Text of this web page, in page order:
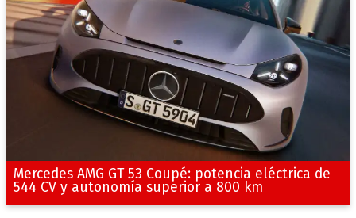
Mercedes AMG GT 53 Coupé: potencia eléctrica de
544 CV y autonomía superior a 800 km